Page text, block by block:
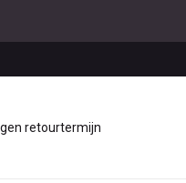
retourtermijn